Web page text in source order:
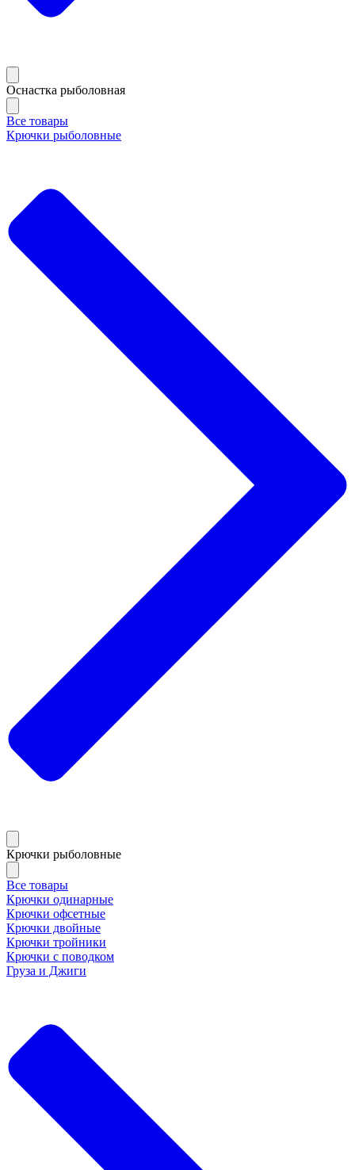
Оснастка рыболовная
Все товары
Крючки рыболовные
Крючки рыболовные
Все товары
Крючки одинарные
Крючки офсетные
Крючки двойные
Крючки тройники
Крючки с поводком
Груза и Джиги